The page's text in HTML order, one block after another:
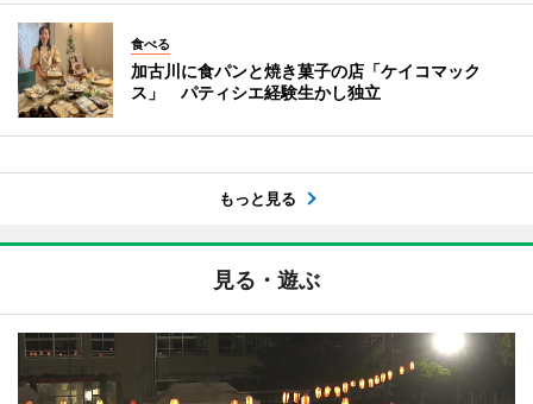
食べる
加古川に食パンと焼き菓子の店「ケイコマック
ス」 パティシエ経験生かし独立
もっと見る
見る・遊ぶ